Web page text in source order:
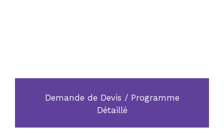
Demande de Devis / Programme
Détaillé